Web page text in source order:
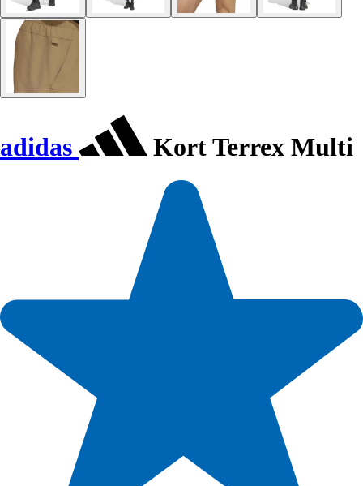
adidas Kort Terrex Multi